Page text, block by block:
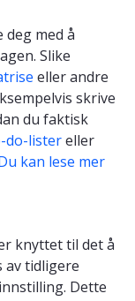
med å
Slike
eller andre
skrive
du faktisk
do-listereller
kan lese mer
knyttet til det å
av tidligere
Dette